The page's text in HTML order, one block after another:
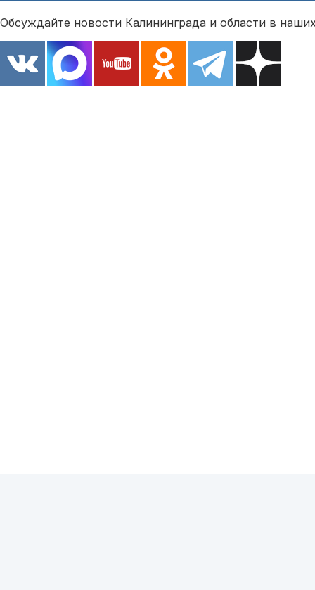
Обсуждайте новости Калининграда и области в